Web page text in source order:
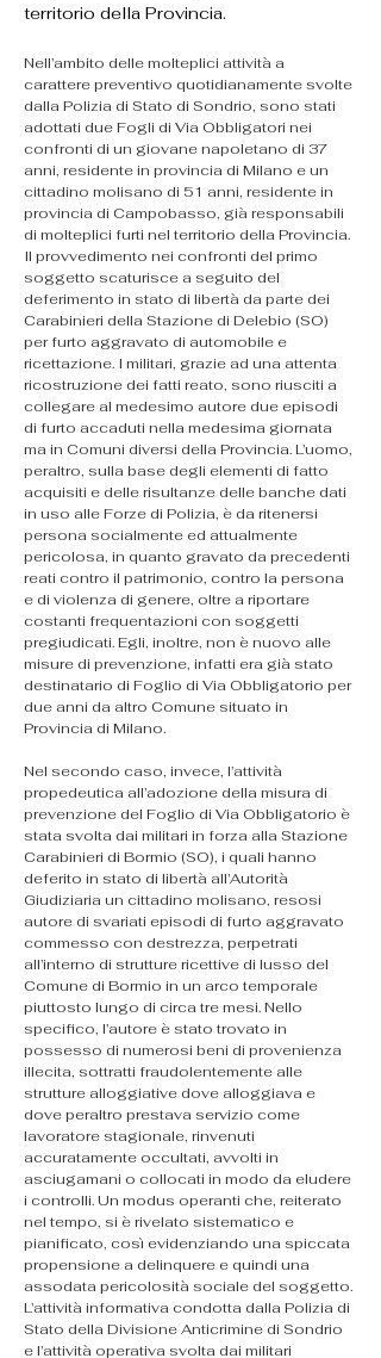
territorio della Provincia.
Nell’ambito delle molteplici attività a
carattere preventivo quotidianamente svolte
dalla Polizia di Stato di Sondrio, sono stati
adottati due Fogli di Via Obbligatori nei
confronti di un giovane napoletano di 37
anni, residente in provincia di Milano e un
cittadino molisano di 51 anni, residente in
provincia di Campobasso, già responsabili
di molteplici furti nel territorio della Provincia.
Il provvedimento nei confronti del primo
soggetto scaturisce a seguito del
deferimento in stato di libertà da parte dei
Carabinieri della Stazione di Delebio (SO)
per furto aggravato di automobile e
ricettazione. I militari, grazie ad una attenta
ricostruzione dei fatti reato, sono riusciti a
collegare al medesimo autore due episodi
di furto accaduti nella medesima giornata
ma in Comuni diversi della Provincia. L’uomo,
peraltro, sulla base degli elementi di fatto
acquisiti e delle risultanze delle banche dati
in uso alle Forze di Polizia, è da ritenersi
persona socialmente ed attualmente
pericolosa, in quanto gravato da precedenti
reati contro il patrimonio, contro la persona
e di violenza di genere, oltre a riportare
costanti frequentazioni con soggetti
pregiudicati. Egli, inoltre, non è nuovo alle
misure di prevenzione, infatti era già stato
destinatario di Foglio di Via Obbligatorio per
due anni da altro Comune situato in
Provincia di Milano.
Nel secondo caso, invece, l’attività
propedeutica all’adozione della misura di
prevenzione del Foglio di Via Obbligatorio è
stata svolta dai militari in forza alla Stazione
Carabinieri di Bormio (SO), i quali hanno
deferito in stato di libertà all’Autorità
Giudiziaria un cittadino molisano, resosi
autore di svariati episodi di furto aggravato
commesso con destrezza, perpetrati
all’interno di strutture ricettive di lusso del
Comune di Bormio in un arco temporale
piuttosto lungo di circa tre mesi. Nello
specifico, l’autore è stato trovato in
possesso di numerosi beni di provenienza
illecita, sottratti fraudolentemente alle
strutture alloggiative dove alloggiava e
dove peraltro prestava servizio come
lavoratore stagionale, rinvenuti
accuratamente occultati, avvolti in
asciugamani o collocati in modo da eludere
i controlli. Un modus operanti che, reiterato
nel tempo, si è rivelato sistematico e
pianificato, così evidenziando una spiccata
propensione a delinquere e quindi una
assodata pericolosità sociale del soggetto.
L’attività informativa condotta dalla Polizia di
Stato della Divisione Anticrimine di Sondrio
e l’attività operativa svolta dai militari